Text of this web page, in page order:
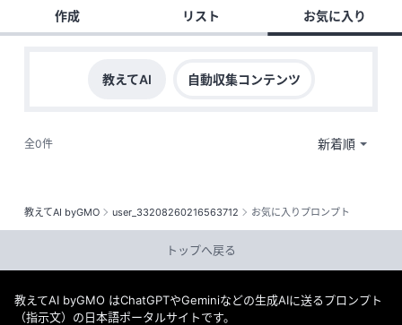
教えてAI byGMO user_33208260216563712 お気に入りプロンプト
作成 リスト お気に入り
教えてAI 自動収集コンテンツ
全0件
トップへ戻る
教えてAI byGMO はChatGPTやGeminiなどの生成AIに送るプロンプト
（指示文）の日本語ポータルサイトです。